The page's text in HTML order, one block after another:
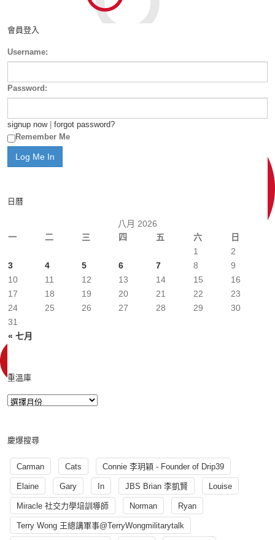
會員登入
Username:
Password:
signup now| forgot password?
Remember Me
日曆
八月 2026
一
二 三 四 五 六 日
« 七月
1
2
3
4 5 6 7 8
9
10
11 12 13 14 15
16
17
18 19 20 21 22
23
24
25 26 27 28 29
30
31
重溫庫
慶爆搜尋
Carman Cats Connie 李玥穎 - Founder of Drip39
Elaine Gary In JBS Brian 李凱賢 Louise
Miracle 社交力學培訓導師 Norman Ryan
Terry Wong 王總講軍事@TerryWongmilitarytalk